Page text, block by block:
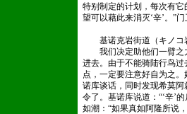
特别制定的计划，每次有
望可以藉此来消灭‘辛’。”门
基诺克岩街道（キノコ
我们决定助他们一臂之
进去。由于不能骑陆行鸟
点，一定要注意好自为之
诺库谈话，同时发现希莫
令了。基诺库说道：“‘辛’
如潮：“如果真如阿隆所说